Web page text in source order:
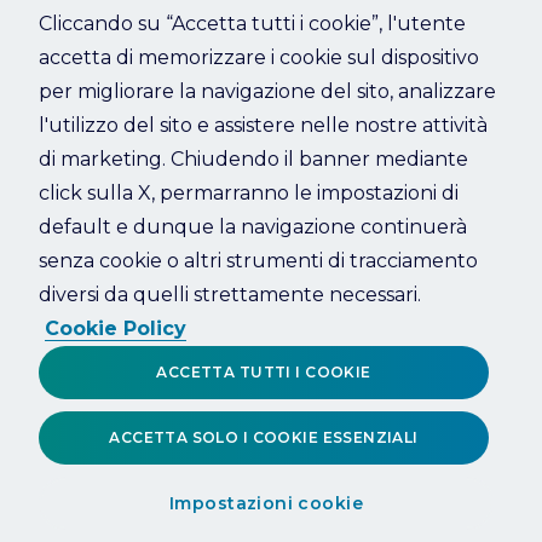
Refresh
Cliccando su “Accetta tutti i cookie”, l'utente
accetta di memorizzare i cookie sul dispositivo
per migliorare la navigazione del sito, analizzare
l'utilizzo del sito e assistere nelle nostre attività
di marketing. Chiudendo il banner mediante
click sulla X, permarranno le impostazioni di
default e dunque la navigazione continuerà
senza cookie o altri strumenti di tracciamento
diversi da quelli strettamente necessari.
Cookie Policy
Impostazioni cookie
ACCETTA SOLO I COOKIE ESSENZIALI
ACCETTA TUTTI I COOKIE